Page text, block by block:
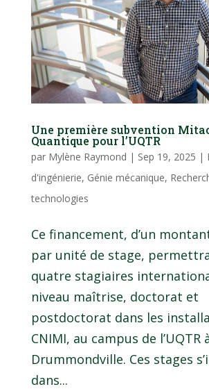
Une première subvention
Quantique pour l’UQTR
par Mylène Raymond | Sep 19, 2025 |
d'ingénierie, Génie mécanique,
technologies
Ce financement, d’un
par unité de stage, permettra
quatre stagiaires
niveau maîtrise, doctorat et
postdoctorat dans les
CNIMI, au campus de l’UQTR
Drummondville. Ces stages
dans...